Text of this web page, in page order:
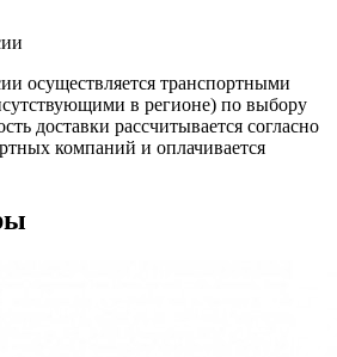
осуществляется транспортными
в регионе) по выбору
доставки рассчитывается согласно
компаний и оплачивается